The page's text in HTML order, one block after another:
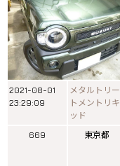
2021-08-01
23:29:09
メタルトリー
トメントリキ
ッド
669 東京都